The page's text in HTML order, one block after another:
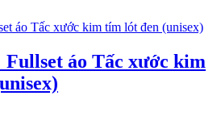
áo Tấc xước kim